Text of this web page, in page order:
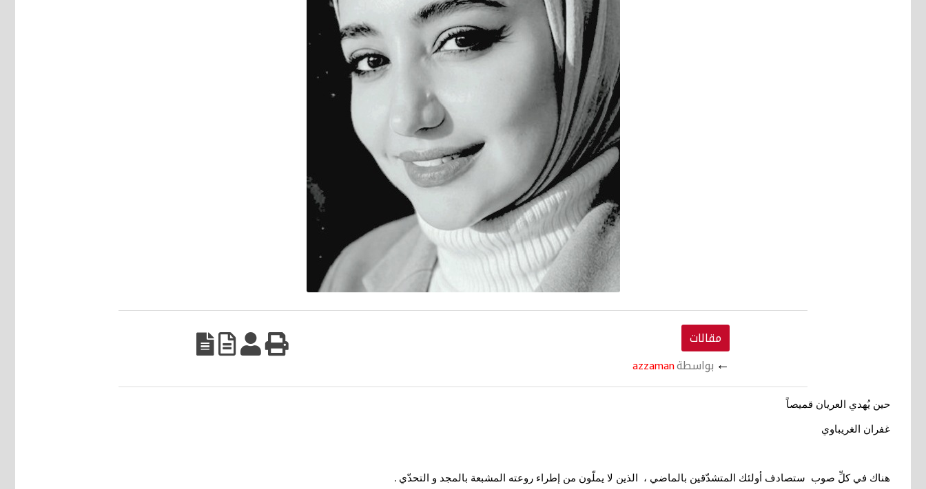
مقالات
← بواسطةazzaman
حين يُهدي العريان قميصاً
غفران الغريباوي
هناك في كلِّ صوب ستصادف أولئك المتشدّقين بالماضي ، الذين لا يملّون من إطراء روعته المشبعة بالمجد و التحدّي .